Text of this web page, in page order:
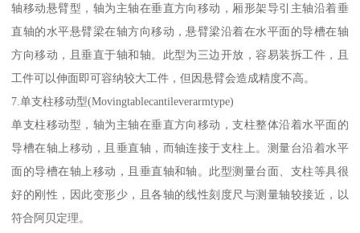
轴移动悬臂型，轴为主轴在垂直方向移动，厢形架导引主轴沿着垂
直轴的水平悬臂梁在轴方向移动，悬臂梁沿着在水平面的导槽在轴
方向移动，且垂直于轴和轴。此型为三边开放，容易装拆工件，且
工件可以伸面即可容纳较大工件，但因悬臂会造成精度不高。
7.单支柱移动型(Movingtablecantileverarmtype)
单支柱移动型，轴为主轴在垂直方向移动，支柱整体沿着水平面的
导槽在轴上移动，且垂直轴，而轴连接于支柱上。测量台沿着水平
面的导槽在轴上移动，且垂直轴和轴。此型测量台面、支柱等具很
好的刚性，因此变形少，且各轴的线性刻度尺与测量轴较接近，以
符合阿贝定理。